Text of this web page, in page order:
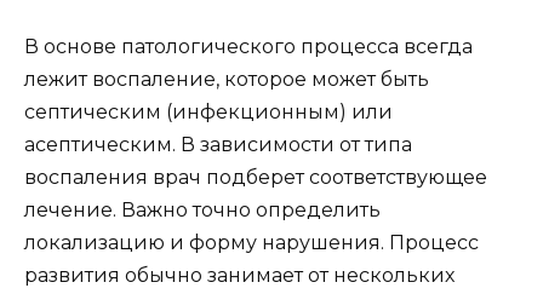
В основе патологического процесса всегда
лежит воспаление, которое может быть
септическим (инфекционным) или
асептическим. В зависимости от типа
воспаления врач подберет соответствующее
лечение. Важно точно определить
локализацию и форму нарушения. Процесс
развития обычно занимает от нескольких